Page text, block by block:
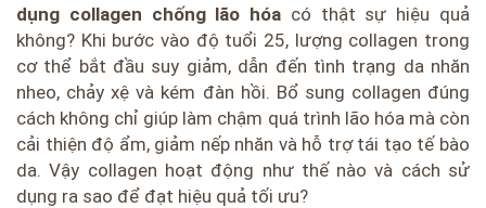
dụng collagen chống lão hóa có thật sự hiệu quả
không? Khi bước vào độ tuổi 25, lượng collagen trong
cơ thể bắt đầu suy giảm, dẫn đến tình trạng da nhăn
nheo, chảy xệ và kém đàn hồi. Bổ sung collagen đúng
cách không chỉ giúp làm chậm quá trình lão hóa mà còn
cải thiện độ ẩm, giảm nếp nhăn và hỗ trợ tái tạo tế bào
da. Vậy collagen hoạt động như thế nào và cách sử
dụng ra sao để đạt hiệu quả tối ưu?